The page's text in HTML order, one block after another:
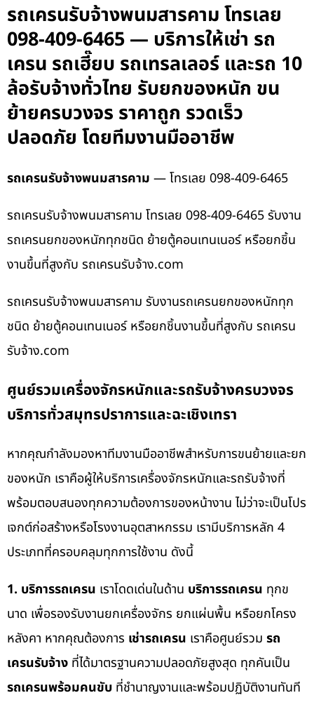
รถเครนรับจ้างพนมสารคาม โทรเลย
098-409-6465 — บริการให้เช่า รถ
เครน รถเฮี๊ยบ รถเทรลเลอร์ และรถ 10
ล้อรับจ้างทั่วไทย รับยกของหนัก ขน
ย้ายครบวงจร ราคาถูก รวดเร็ว
ปลอดภัย โดยทีมงานมืออาชีพ
รถเครนรับจ้างพนมสารคาม — โทรเลย 098-409-6465
รถเครนรับจ้างพนมสารคาม โทรเลย 098-409-6465 รับงาน
รถเครนยกของหนักทุกชนิด ย้ายตู้คอนเทนเนอร์ หรือยกชิ้น
งานขึ้นที่สูงกับ รถเครนรับจ้าง.com
รถเครนรับจ้างพนมสารคาม รับงานรถเครนยกของหนักทุก
ชนิด ย้ายตู้คอนเทนเนอร์ หรือยกชิ้นงานขึ้นที่สูงกับ รถเครน
รับจ้าง.com
ศูนย์รวมเครื่องจักรหนักและรถรับจ้างครบวงจร
บริการทั่วสมุทรปราการและฉะเชิงเทรา
หากคุณกำลังมองหาทีมงานมืออาชีพสำหรับการขนย้ายและยก
ของหนัก เราคือผู้ให้บริการเครื่องจักรหนักและรถรับจ้างที่
พร้อมตอบสนองทุกความต้องการของหน้างาน ไม่ว่าจะเป็นโปร
เจกต์ก่อสร้างหรือโรงงานอุตสาหกรรม เรามีบริการหลัก 4
ประเภทที่ครอบคลุมทุกการใช้งาน ดังนี้
1. บริการรถเครน เราโดดเด่นในด้าน บริการรถเครน ทุกข
นาด เพื่อรองรับงานยกเครื่องจักร ยกแผ่นพื้น หรือยกโครง
หลังคา หากคุณต้องการ เช่ารถเครน เราคือศูนย์รวม รถ
เครนรับจ้าง ที่ได้มาตรฐานความปลอดภัยสูงสุด ทุกคันเป็น
รถเครนพร้อมคนขับ ที่ชำนาญงานและพร้อมปฏิบัติงานทันที